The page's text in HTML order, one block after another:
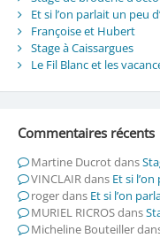
Et si l’on parlait un peu
Françoise et Hubert
Stage à Caissargues
Le Fil Blanc et les
Commentaires récents
Martine Ducrotdans
VINCLAIRdans Et si
rogerdans Et si l’on
MURIEL RICROSdans
Micheline Bouteiller